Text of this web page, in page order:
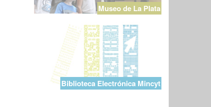
Museo de La Plata
Biblioteca Electrónica Mincyt